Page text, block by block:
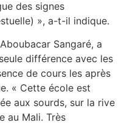
des signes
», a-t-il indique.
Sangaré, a
différence avec les
de cours les après
« Cette école est
aux sourds, sur la rive
au Mali. Très